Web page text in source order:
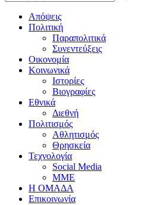
Απόψεις
Πολιτική
Παραπολιτικά
Συνεντεύξεις
Οικονομία
Κοινωνικά
Ιστορίες
Βιογραφίες
Εθνικά
Διεθνή
Πολιτισμός
Αθλητισμός
Θρησκεία
Τεχνολογία
Social Media
ΜΜΕ
Η ΟΜΑΔΑ
Επικοινωνία